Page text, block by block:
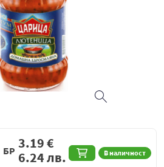
БР В наличност
3.19€
6.24лв.